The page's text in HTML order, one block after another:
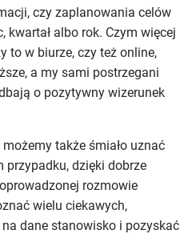
czy zaplanowania celów
kwartał albo rok. Czym więcej
to w biurze, czy też online,
a my sami postrzegani
o pozytywny wizerunek
możemy także śmiało uznać
przypadku, dzięki dobrze
rozmowie
wielu ciekawych,
dane stanowisko i pozyskać